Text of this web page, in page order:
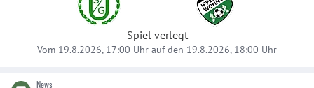
Spiel verlegt
Vom 19.8.2026, 17:00 Uhr auf den 19.8.2026, 18:00 Uhr
News